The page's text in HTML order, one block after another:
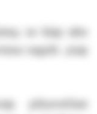
ne šiaip tabu
negulti „kaip
pilnaverčiam